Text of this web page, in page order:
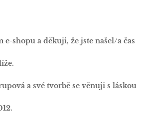
e-shopu a děkuji, že jste našel/a čas
a své tvorbě se věnuji s láskou